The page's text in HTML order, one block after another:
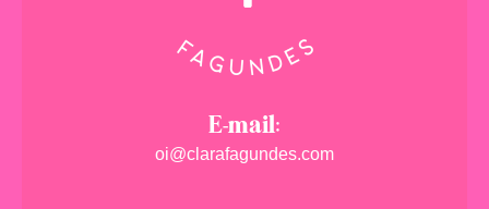
E-mail:
oi@clarafagundes.com